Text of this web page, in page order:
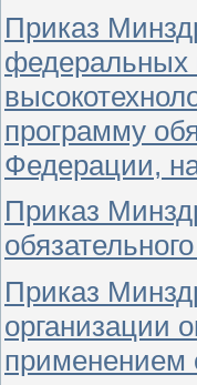
Приказ
федеральных
программу
Федерации,
Приказ
Приказ
организации
применением